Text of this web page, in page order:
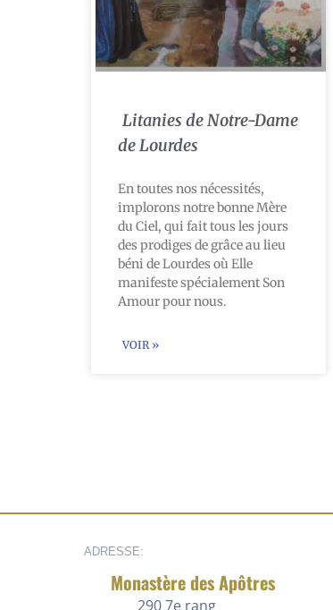
Litanies de Notre-Dame
de Lourdes
En toutes nos nécessités,
implorons notre bonne Mère
du Ciel, qui fait tous les jours
des prodiges de grâce au lieu
béni de Lourdes où Elle
manifeste spécialement Son
Amour pour nous.
VOIR »
ADRESSE:
Monastère des Apôtres
290 7e rang